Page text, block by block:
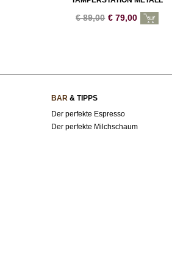
€89,00 €79,00
BAR& TIPPS
Der perfekte Espresso
Der perfekte Milchschaum